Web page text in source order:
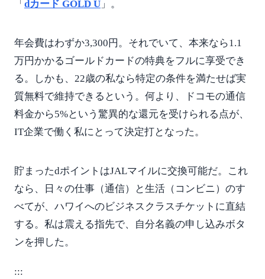
「 dカード GOLD U 」。
年会費はわずか3,300円。それでいて、本来なら1.1
万円かかるゴールドカードの特典をフルに享受でき
る。しかも、22歳の私なら特定の条件を満たせば実
質無料で維持できるという。何より、ドコモの通信
料金から5%という驚異的な還元を受けられる点が、
IT企業で働く私にとって決定打となった。
貯まったdポイントはJALマイルに交換可能だ。これ
なら、日々の仕事（通信）と生活（コンビニ）のす
べてが、ハワイへのビジネスクラスチケットに直結
する。私は震える指先で、自分名義の申し込みボタ
ンを押した。
:::